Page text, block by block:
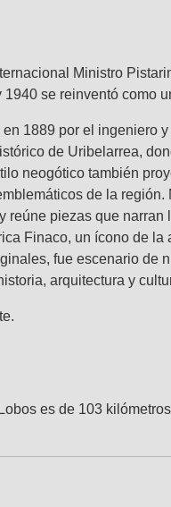
Ministro
se reinventó como
1889 por el ingeniero
de Uribelarrea,
neogótico también
de la
reúne piezas que
Finaco, un ícono de
fue escenario
arquitectura y
es de 103